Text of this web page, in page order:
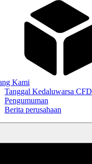
Kami
Tanggal Kedaluwarsa CFD
Pengumuman
Berita perusahaan